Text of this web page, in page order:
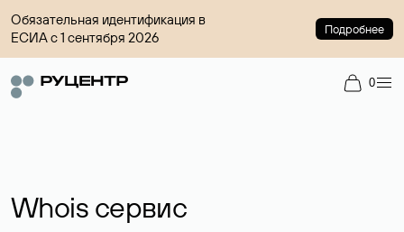
Обязательная идентификация в
ЕСИА с 1 сентября 2026
Подробнее
0
Whois сервис